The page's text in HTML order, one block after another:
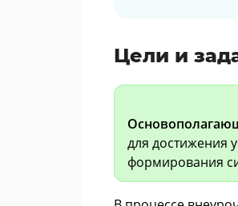
Цели и
для достижения
формирования